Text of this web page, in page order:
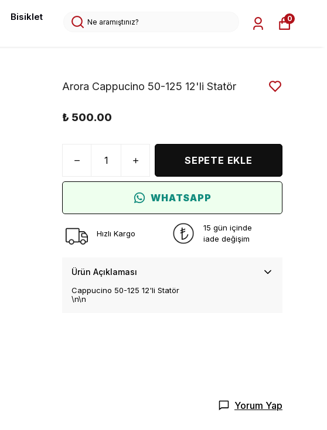
Bisiklet 0
Arora Cappucino 50-125 12'li Statör
₺ 500.00
SEPETE EKLE
WHATSAPP
Hızlı Kargo
15 gün içinde
iade değişim
Ürün Açıklaması
Cappucino 50-125 12'li Statör
\n\n
Yorum Yap